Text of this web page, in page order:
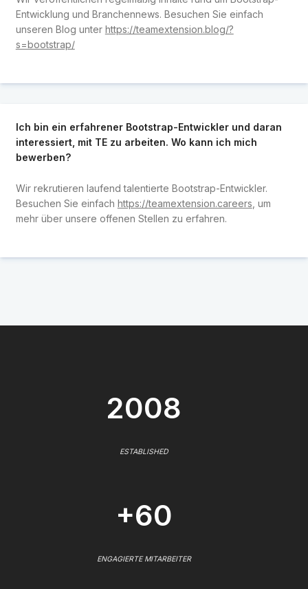
Entwicklung und Branchennews. Besuchen Sie einfach
unseren Blog unter https://teamextension.blog/?
s=bootstrap/
Ich bin ein erfahrener Bootstrap-Entwickler und daran
interessiert, mit TE zu arbeiten. Wo kann ich mich
bewerben?
Wir rekrutieren laufend talentierte Bootstrap-Entwickler.
Besuchen Sie einfach https://teamextension.careers , um
mehr über unsere offenen Stellen zu erfahren.
2008
ESTABLISHED
+60
ENGAGIERTE MITARBEITER